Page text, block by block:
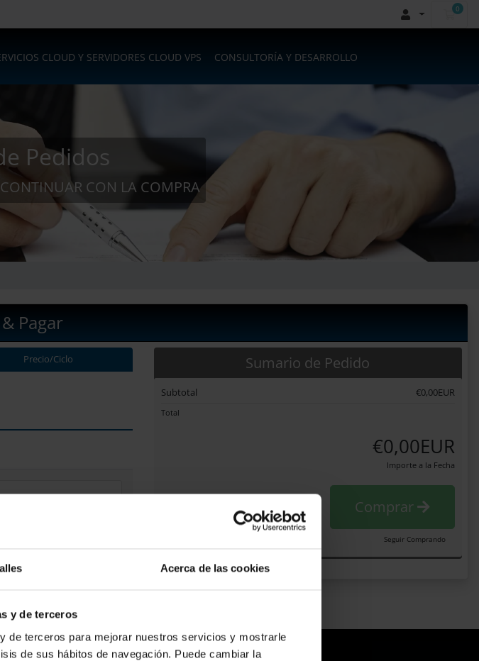
Acerca de las cookies
y de terceros
de terceros para mejorar nuestros servicios y mostrarle
de sus hábitos de navegación. Puede cambiar la
0
CLOUD Y SERVIDORES CLOUD VPS CONSULTORÍA Y DESARROLLO
Pedidos
CON LA COMPRA
Pagar
Precio/Ciclo Sumario de Pedido
Subtotal €0,00EUR
Total
€0,00EUR
Importe a la Fecha
Comprar
Seguir Comprando